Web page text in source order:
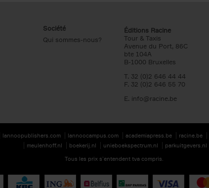
Société
Qui sommes-nous?
Éditions Racine
Tour & Taxis
Avenue du Port, 86C
bte 104A
B-1000 Bruxelles
T. 32 (0)2 646 44 44
F. 32 (0)2 646 55 70
E. info@racine.be
lannoopublishers.com lannoocampus.com academiapress.be racine.be
meulenhoff.nl
boekerij.nl unieboekspectrum.nl
parkuitgevers.nl
Tous les prix s’entendent tva compris.